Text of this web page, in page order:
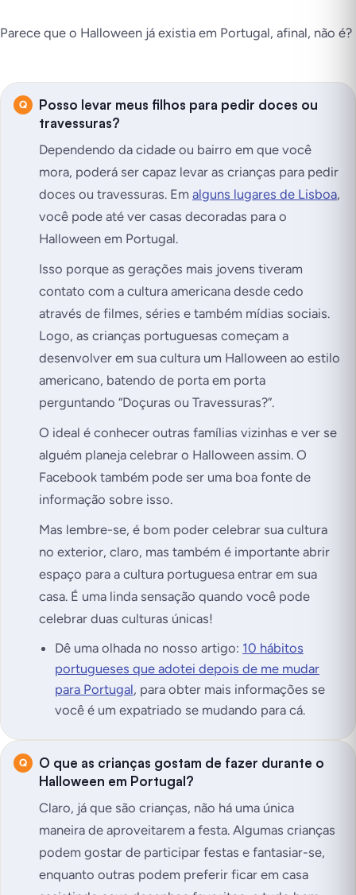
Parece que o Halloween já existia em Portugal, afinal, não é?
Posso levar meus filhos para pedir doces ou
travessuras?
Dependendo da cidade ou bairro em que você
mora, poderá ser capaz levar as crianças para pedir
doces ou travessuras. Em alguns lugares de Lisboa,
você pode até ver casas decoradas para o
Halloween em Portugal.
Isso porque as gerações mais jovens tiveram
contato com a cultura americana desde cedo
através de filmes, séries e também mídias sociais.
Logo, as crianças portuguesas começam a
desenvolver em sua cultura um Halloween ao estilo
americano, batendo de porta em porta
perguntando “Doçuras ou Travessuras?”.
O ideal é conhecer outras famílias vizinhas e ver se
alguém planeja celebrar o Halloween assim. O
Facebook também pode ser uma boa fonte de
informação sobre isso.
Mas lembre-se, é bom poder celebrar sua cultura
no exterior, claro, mas também é importante abrir
espaço para a cultura portuguesa entrar em sua
casa. É uma linda sensação quando você pode
celebrar duas culturas únicas!
Dê uma olhada no nosso artigo: 10 hábitos
portugueses que adotei depois de me mudar
para Portugal, para obter mais informações se
você é um expatriado se mudando para cá.
O que as crianças gostam de fazer durante o
Halloween em Portugal?
Claro, já que são crianças, não há uma única
maneira de aproveitarem a festa. Algumas crianças
podem gostar de participar festas e fantasiar-se,
enquanto outras podem preferir ficar em casa